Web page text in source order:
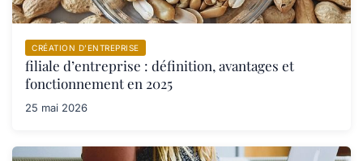
CRÉATION D’ENTREPRISE
filiale d’entreprise : définition, avantages et
fonctionnement en 2025
25 mai 2026